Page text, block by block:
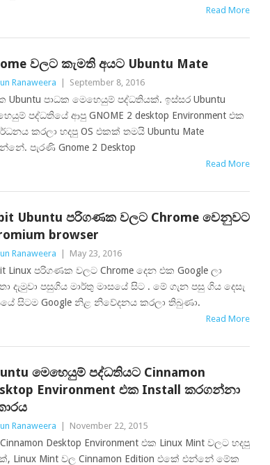
Read More
වලට කැමති අයට Ubuntu Mate
Ranaweera September 8, 2016
Ubuntu පාධක මෙහෙයුම් පද්ධතියක්. ඉස්සර Ubuntu
පද්ධතියේ ආපු GNOME 2 desktop Environment එක
කරලා හදපු OS එකක් තමයි Ubuntu Mate
පැරණි Gnome 2 Desktop
Read More
Ubuntu පරිගණක වලට Chrome වෙනුවට
browser
Ranaweera May 23, 2016
Linux පරිගණක වලට Chrome දෙන එක Google ලා
දැමුවා පසුගිය මාර්තු මාසයේ සිට . මේ ගැන පසු ගිය දෙසැ
සිටම Google නිළ නිවේදනය කරලා තිබුණා.
Read More
මෙහෙයුම් පද්ධතියට Cinnamon
Environment එක Install කරගන්නා
Ranaweera November 22, 2015
Desktop Environment එක Linux Mint වලට හදපු
Linux Mint වල Cinnamon Edition එකේ එන්නේ මේක